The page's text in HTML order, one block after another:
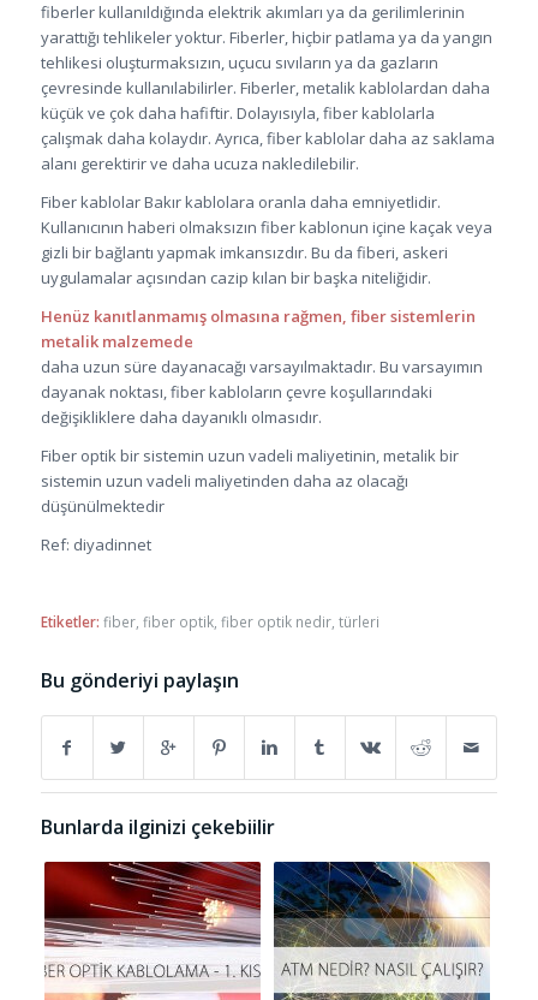
fiberler kullanıldığında elektrik akımları ya da gerilimlerinin
yarattığı tehlikeler yoktur. Fiberler, hiçbir patlama ya da yangın
tehlikesi oluşturmaksızın, uçucu sıvıların ya da gazların
çevresinde kullanılabilirler. Fiberler, metalik kablolardan daha
küçük ve çok daha hafiftir. Dolayısıyla, fiber kablolarla
çalışmak daha kolaydır. Ayrıca, fiber kablolar daha az saklama
alanı gerektirir ve daha ucuza nakledilebilir.
Fiber kablolar Bakır kablolara oranla daha emniyetlidir.
Kullanıcının haberi olmaksızın fiber kablonun içine kaçak veya
gizli bir bağlantı yapmak imkansızdır. Bu da fiberi, askeri
uygulamalar açısından cazip kılan bir başka niteliğidir.
Henüz kanıtlanmamış olmasına rağmen, fiber sistemlerin
metalik malzemede
daha uzun süre dayanacağı varsayılmaktadır. Bu varsayımın
dayanak noktası, fiber kabloların çevre koşullarındaki
değişikliklere daha dayanıklı olmasıdır.
Fiber optik bir sistemin uzun vadeli maliyetinin, metalik bir
sistemin uzun vadeli maliyetinden daha az olacağı
düşünülmektedir
Ref: diyadinnet
Etiketler: fiber, fiber optik, fiber optik nedir, türleri
Bu gönderiyi paylaşın
Bunlarda ilginizi çekebiilir